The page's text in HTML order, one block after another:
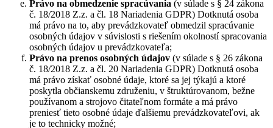
Právo na obmedzenie spracúvania (v súlade s § 24 zákona
č. 18/2018 Z.z. a čl. 18 Nariadenia GDPR) Dotknutá osoba
má právo na to, aby prevádzkovateľ obmedzil spracúvanie
osobných údajov v súvislosti s riešením okolností spracovania
osobných údajov u prevádzkovateľa;
Právo na prenos osobných údajov (v súlade s § 26 zákona
č. 18/2018 Z.z. a čl. 20 Nariadenia GDPR) Dotknutá osoba
má právo získať osobné údaje, ktoré sa jej týkajú a ktoré
poskytla občianskemu združeniu, v štruktúrovanom, bežne
používanom a strojovo čitateľnom formáte a má právo
preniesť tieto osobné údaje ďalšiemu prevádzkovateľovi, ak
je to technicky možné;